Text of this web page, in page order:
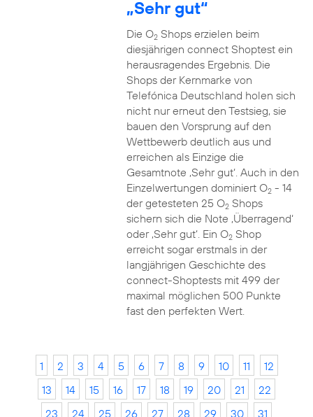
„Sehr gut“
Die O2Shops erzielen beim
diesjährigen connect Shoptest ein
herausragendes Ergebnis. Die
Shops der Kernmarke von
Telefónica Deutschland holen sich
nicht nur erneut den Testsieg, sie
bauen den Vorsprung auf den
Wettbewerb deutlich aus und
erreichen als Einzige die
Gesamtnote ‚Sehr gut‘. Auch in den
Einzelwertungen dominiert O2- 14
der getesteten 25 O2Shops
sichern sich die Note ‚Überragend‘
oder ‚Sehr gut‘. Ein O2Shop
erreicht sogar erstmals in der
langjährigen Geschichte des
connect-Shoptests mit 499 der
maximal möglichen 500 Punkte
fast den perfekten Wert.
1 2 3 4 5 6 7 8 9 10 11
12
13
14 15 16 17 18 19 20 21
22
23
24 25 26 27 28 29 30
31